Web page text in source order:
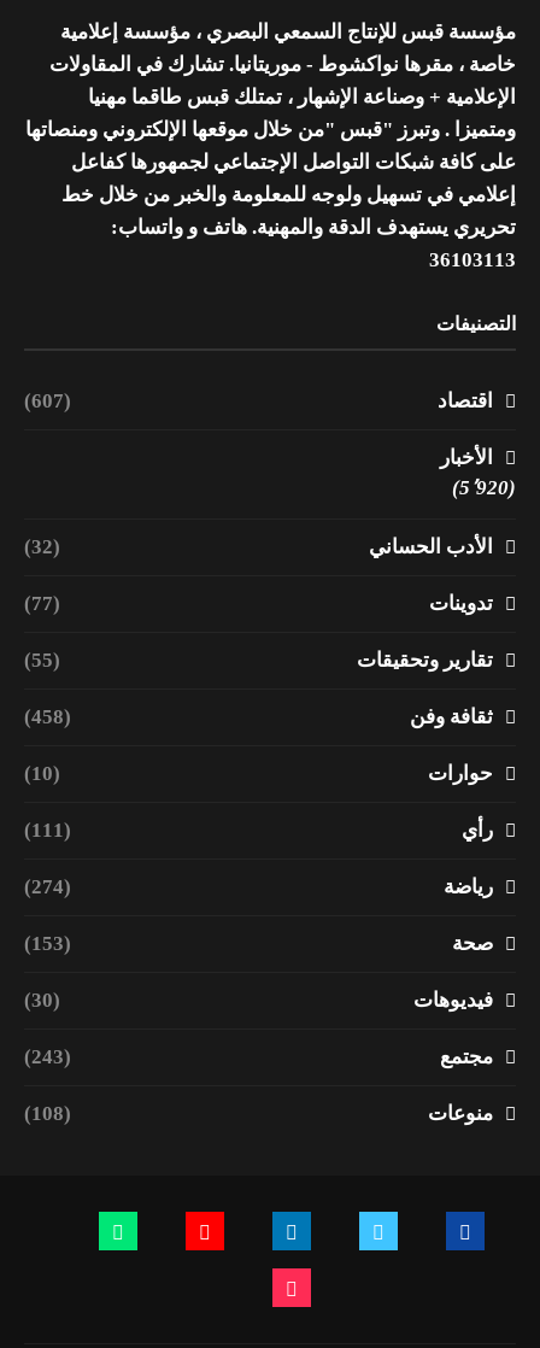
مؤسسة قبس للإنتاج السمعي البصري ، مؤسسة إعلامية
خاصة ، مقرها نواكشوط - موريتانيا. تشارك في المقاولات
الإعلامية + وصناعة الإشهار ، تمتلك قبس طاقما مهنيا
ومتميزا . وتبرز "قبس "من خلال موقعها الإلكتروني ومنصاتها
على كافة شبكات التواصل الإجتماعي لجمهورها كفاعل
إعلامي في تسهيل ولوجه للمعلومة والخبر من خلال خط
تحريري يستهدف الدقة والمهنية. هاتف و واتساب:
36103113
التصنيفات
اقتصاد (607)
الأخبار
(5٬920)
الأدب الحساني (32)
تدوينات (77)
تقارير وتحقيقات (55)
ثقافة وفن (458)
حوارات (10)
رأي (111)
رياضة (274)
صحة (153)
فيديوهات (30)
مجتمع (243)
منوعات (108)